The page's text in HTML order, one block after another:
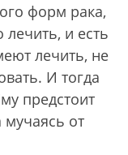
форм рака,
и есть
лечить, не
И тогда
предстоит
мучаясь от